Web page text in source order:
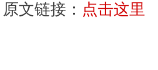
原文链接： 点击这里